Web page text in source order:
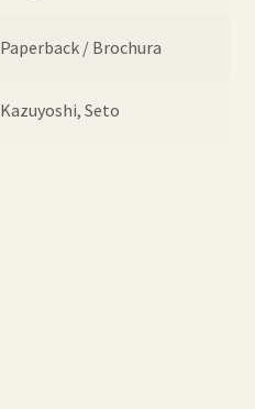
Paperback / Brochura
Kazuyoshi, Seto